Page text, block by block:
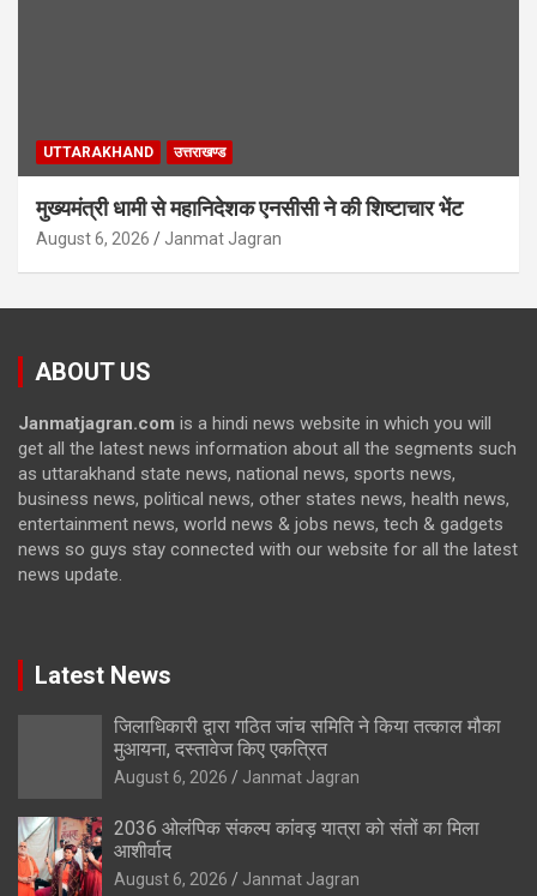
UTTARAKHAND उत्तराखण्ड
मुख्यमंत्री धामी से महानिदेशक एनसीसी ने की शिष्टाचार भेंट
August 6, 2026 Janmat Jagran
ABOUT US
Janmatjagran.com is a hindi news website in which you will
get all the latest news information about all the segments such
as uttarakhand state news, national news, sports news,
business news, political news, other states news, health news,
entertainment news, world news & jobs news, tech & gadgets
news so guys stay connected with our website for all the latest
news update.
Latest News
जिलाधिकारी द्वारा गठित जांच समिति ने किया तत्काल मौका
मुआयना, दस्तावेज किए एकत्रित
August 6, 2026 Janmat Jagran
2036 ओलंपिक संकल्प कांवड़ यात्रा को संतों का मिला
आशीर्वाद
August 6, 2026 Janmat Jagran